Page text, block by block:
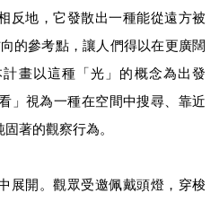
反地，它發散出一種能從遠方被
的參考點，讓人們得以在更廣闊
畫以這種「光」的概念為出發
」視為一種在空間中搜尋、靠近
著的觀察行為。
展開。觀眾受邀佩戴頭燈，穿梭